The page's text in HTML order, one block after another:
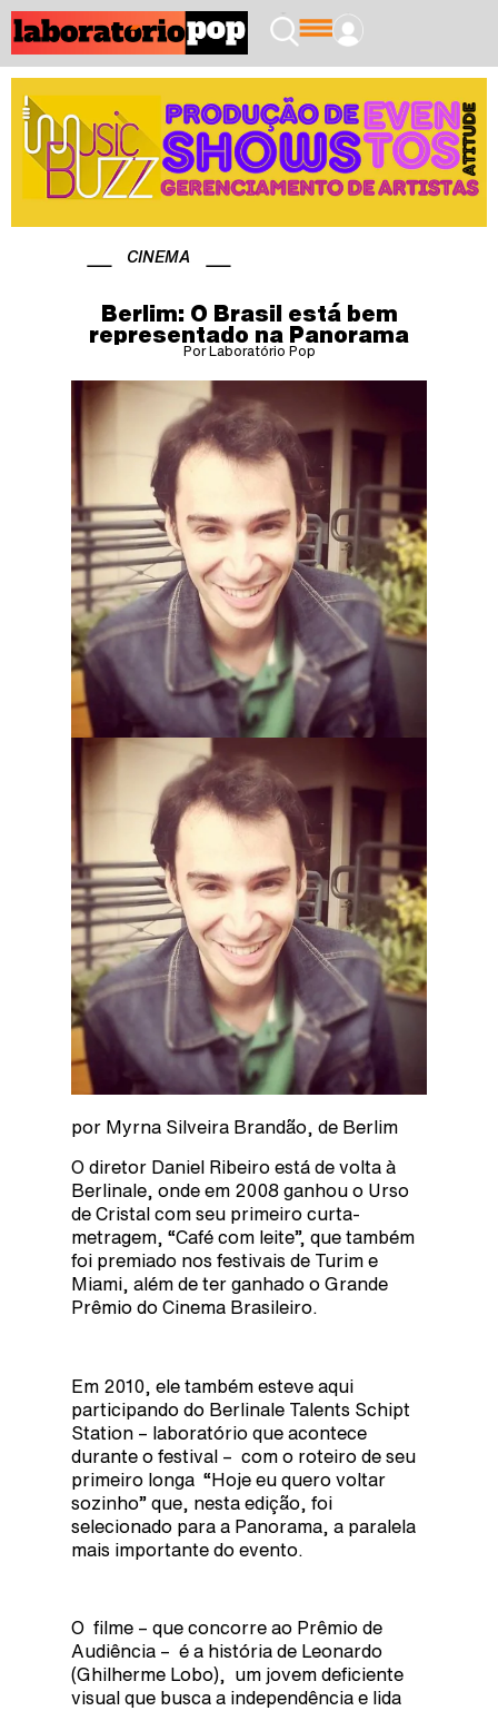
CINEMA
Berlim: O Brasil está bem
representado na Panorama
Por Laboratório Pop
por Myrna Silveira Brandão, de Berlim
O diretor Daniel Ribeiro está de volta à
Berlinale, onde em 2008 ganhou o Urso
de Cristal com seu primeiro curta-
metragem, “Café com leite”, que também
foi premiado nos festivais de Turim e
Miami, além de ter ganhado o Grande
Prêmio do Cinema Brasileiro.
Em 2010, ele também esteve aqui
participando do Berlinale Talents Schipt
Station – laboratório que acontece
durante o festival – com o roteiro de seu
primeiro longa “Hoje eu quero voltar
sozinho” que, nesta edição, foi
selecionado para a Panorama, a paralela
mais importante do evento.
O filme – que concorre ao Prêmio de
Audiência – é a história de Leonardo
(Ghilherme Lobo), um jovem deficiente
visual que busca a independência e lida